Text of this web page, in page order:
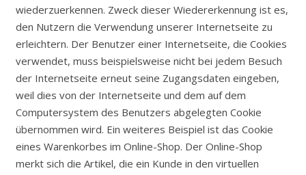
wiederzuerkennen. Zweck dieser Wiedererkennung ist es,
den Nutzern die Verwendung unserer Internetseite zu
erleichtern. Der Benutzer einer Internetseite, die Cookies
verwendet, muss beispielsweise nicht bei jedem Besuch
der Internetseite erneut seine Zugangsdaten eingeben,
weil dies von der Internetseite und dem auf dem
Computersystem des Benutzers abgelegten Cookie
übernommen wird. Ein weiteres Beispiel ist das Cookie
eines Warenkorbes im Online-Shop. Der Online-Shop
merkt sich die Artikel, die ein Kunde in den virtuellen